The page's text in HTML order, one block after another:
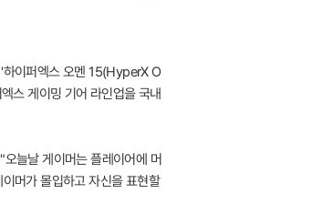
이퍼엑스 오멘 15(HyperX O
게이밍 기어 라인업을 국내
늘날 게이머는 플레이어에 머
머가 몰입하고 자신을 표현할